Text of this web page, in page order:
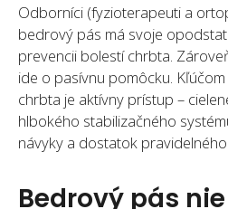
Odborníci (fyzioterapeuti a
bedrový pás má svoje
prevencii bolestí chrbta.
ide o pasívnu pomôcku.
chrbta je aktívny prístup –
hlbokého stabilizačného
návyky a dostatok
Bedrový pás